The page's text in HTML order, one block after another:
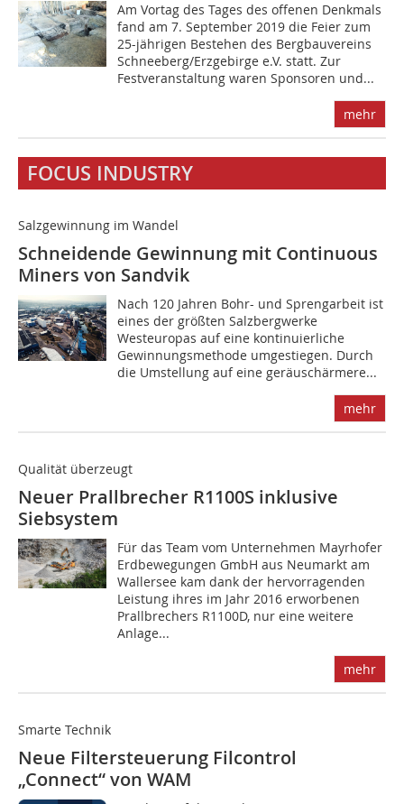
A‌m Vortag des Tages des offenen Denkmals
fand am 7. September 2019 die Feier zum
25-jährigen Bestehen des Bergbauvereins
Schneeberg/Erzgebirge e.V. statt. Zur
Festveranstaltung waren Sponsoren und...
mehr
FOCUS INDUSTRY
Salzgewinnung im Wandel
Schneidende Gewinnung mit Continuous
Miners von Sandvik
N‌ach 120 Jahren Bohr- und Sprengarbeit ist
eines der größten Salzbergwerke
Westeuropas auf eine kontinuierliche
Gewinnungsmethode umgestiegen. Durch
die Umstellung auf eine geräuschärmere...
mehr
Qualität überzeugt
Neuer Prallbrecher R1100S inklusive
Siebsystem
F‌ür das Team vom Unternehmen Mayrhofer
Erdbewegungen GmbH aus Neumarkt am
Wallersee kam dank der hervorragenden
Leistung ihres im Jahr 2016 erworbenen
Prallbrechers R1100D, nur eine weitere
Anlage...
mehr
Smarte Technik
Neue Filtersteuerung Filcontrol
„Connect“ von WAM